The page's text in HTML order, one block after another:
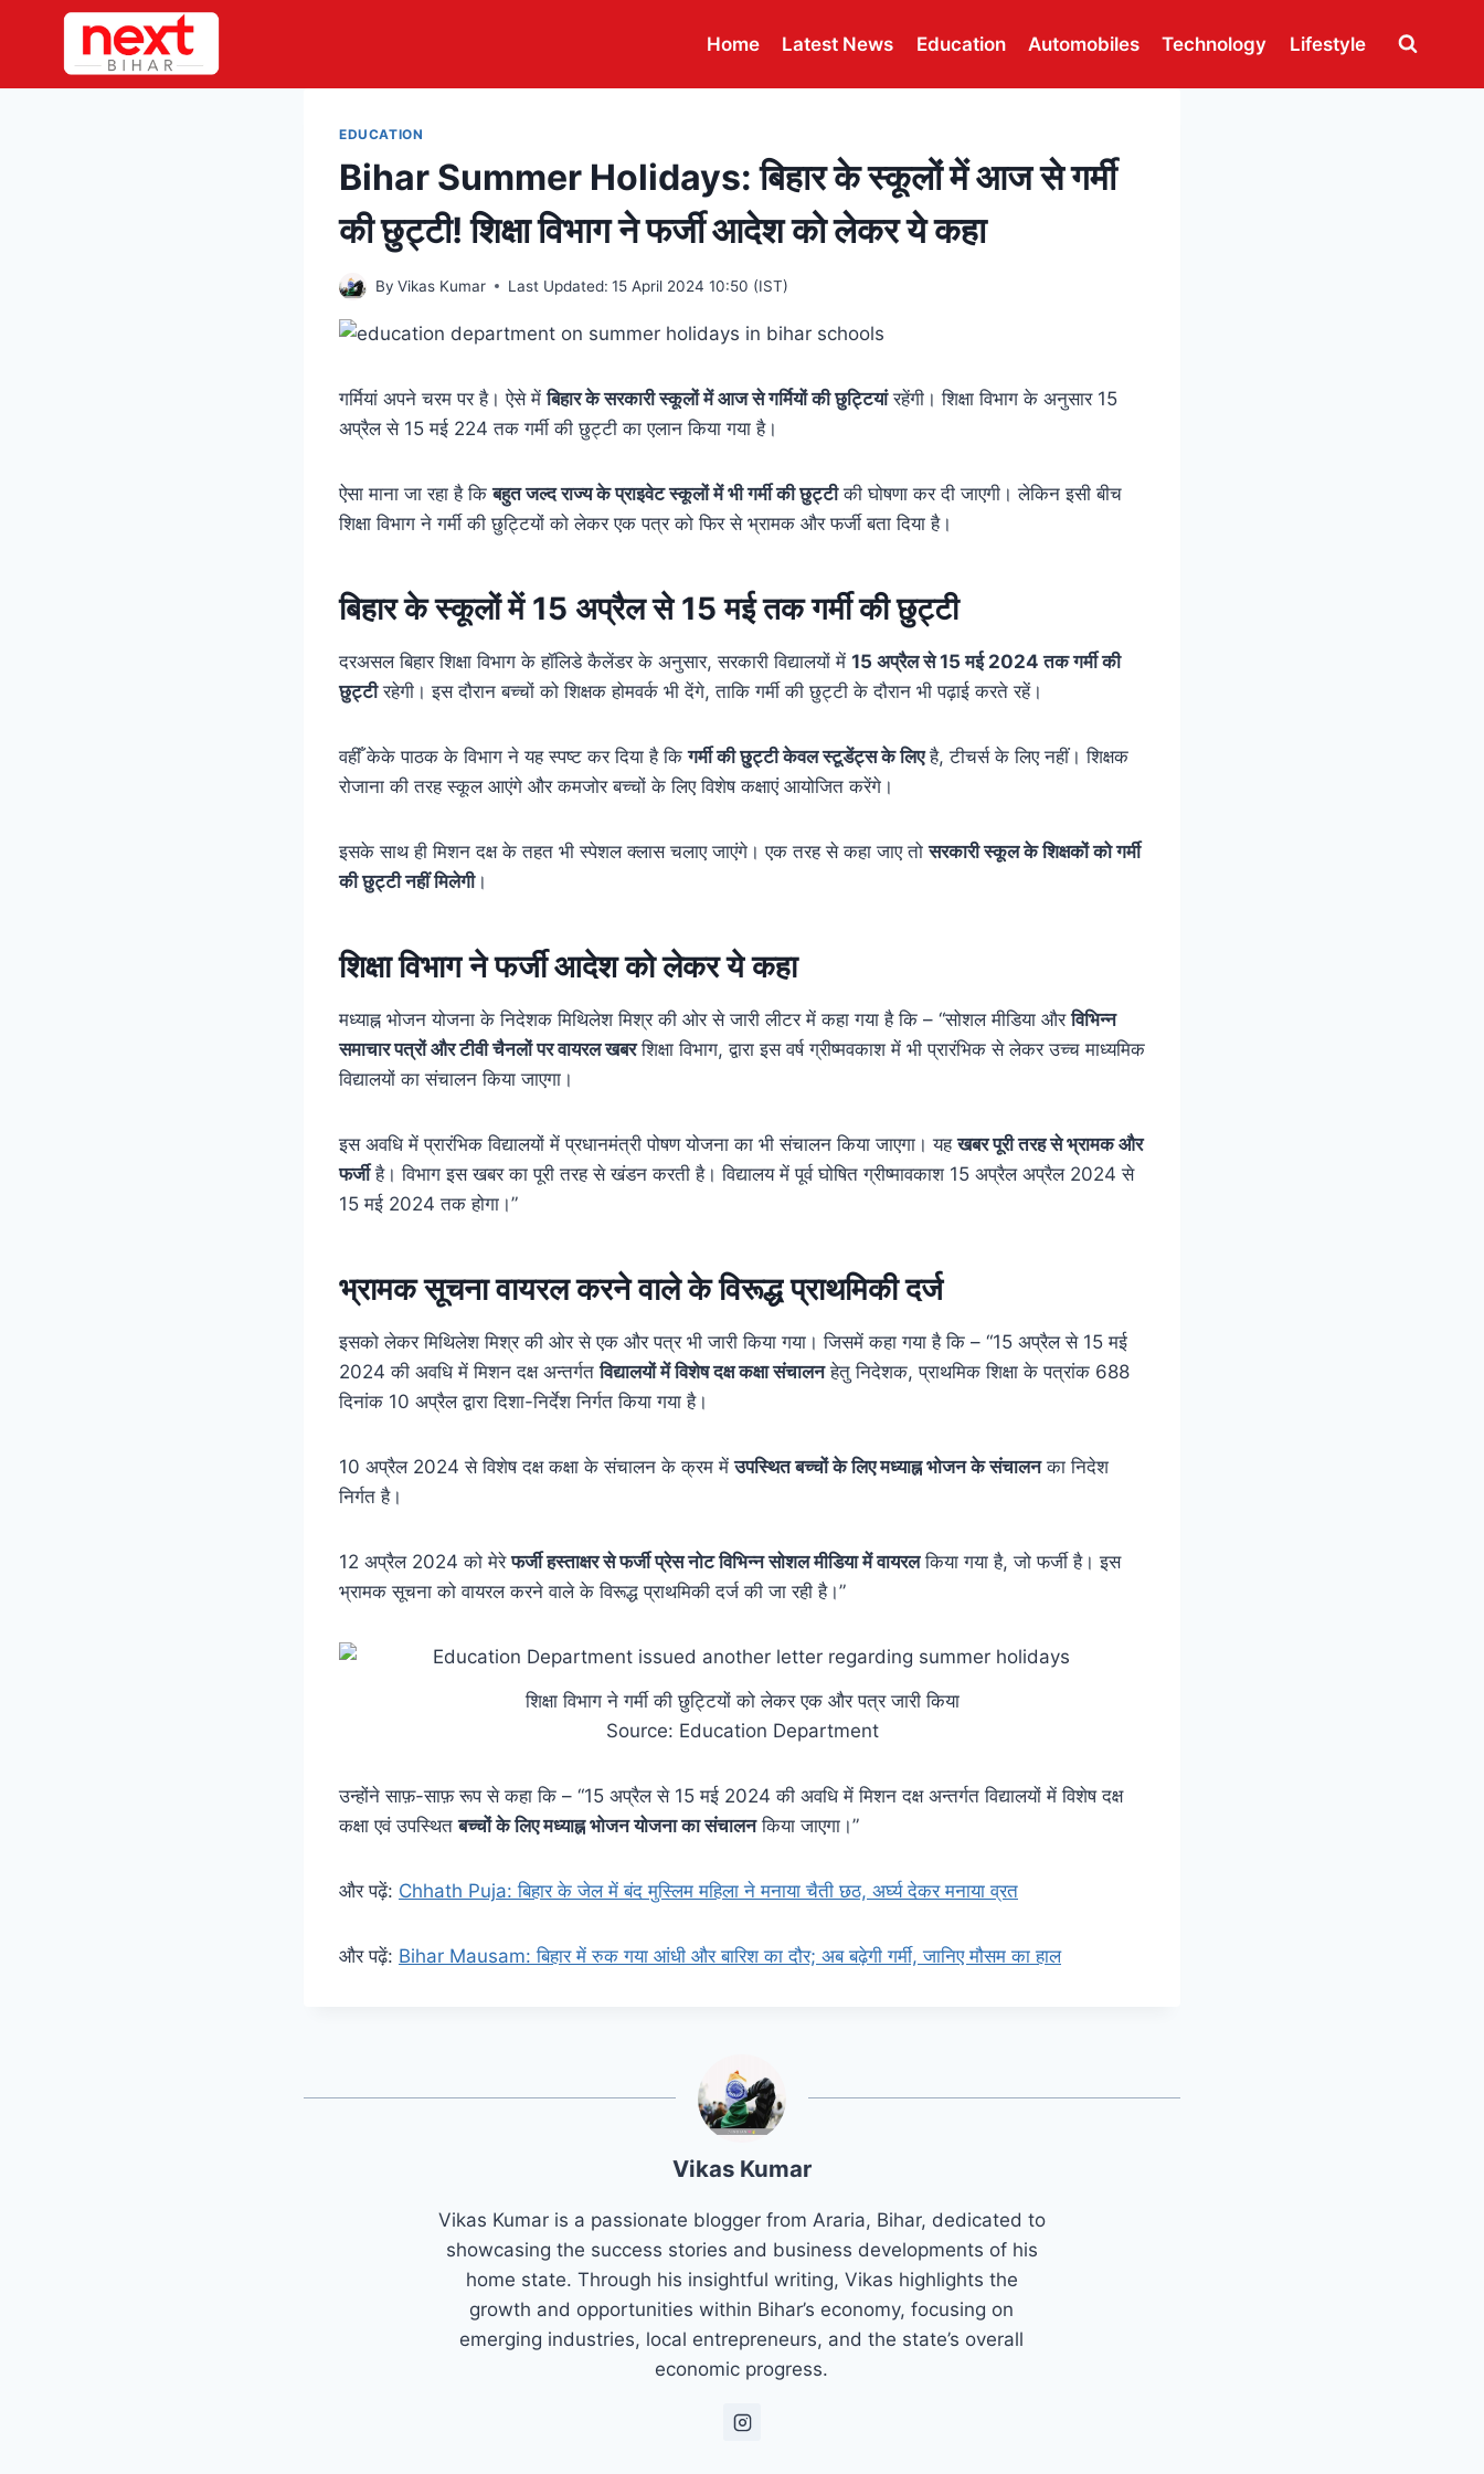
content
Home Latest News Education Automobiles Technology Lifestyle
EDUCATION
Bihar Summer Holidays: बिहार के स्कूलों में आज से गर्मी
की छुट्टी! शिक्षा विभाग ने फर्जी आदेश को लेकर ये कहा
By Vikas Kumar Last Updated: 15 April 2024 10:50 (IST)
गर्मियां अपने चरम पर है। ऐसे मेंबिहार के सरकारी स्कूलों में आज से गर्मियों की छुट्टियांरहेंगी। शिक्षा विभाग के अनुसार 15
अप्रैल से 15 मई 224 तक गर्मी की छुट्टी का एलान किया गया है।
ऐसा माना जा रहा है किबहुत जल्द राज्य के प्राइवेट स्कूलों में भी गर्मी की छुट्टीकी घोषणा कर दी जाएगी। लेकिन इसी बीच
शिक्षा विभाग ने गर्मी की छुट्टियों को लेकर एक पत्र को फिर से भ्रामक और फर्जी बता दिया है।
बिहार के स्कूलों में 15 अप्रैल से 15 मई तक गर्मी की छुट्टी
दरअसल बिहार शिक्षा विभाग के हॉलिडे कैलेंडर के अनुसार, सरकारी विद्यालयों में 15 अप्रैल से 15 मई 2024 तक गर्मी की
छुट्टीरहेगी। इस दौरान बच्चों को शिक्षक होमवर्क भी देंगे, ताकि गर्मी की छुट्टी के दौरान भी पढ़ाई करते रहें।
वहीँ केके पाठक के विभाग ने यह स्पष्ट कर दिया है किगर्मी की छु्ट्टी केवल स्टूडेंट्स के लिएहै, टीचर्स के लिए नहीं। शिक्षक
रोजाना की तरह स्कूल आएंगे और कमजोर बच्चों के लिए विशेष कक्षाएं आयोजित करेंगे।
इसके साथ ही मिशन दक्ष के तहत भी स्पेशल क्लास चलाए जाएंगे। एक तरह से कहा जाए तोसरकारी स्कूल के शिक्षकों को गर्मी
की छुट्टी नहीं मिलेगी।
शिक्षा विभाग ने फर्जी आदेश को लेकर ये कहा
मध्याह्न भोजन योजना के निदेशक मिथिलेश मिश्र की ओर से जारी लीटर में कहा गया है कि – “सोशल मीडिया औरविभिन्न
समाचार पत्रों और टीवी चैनलों पर वायरल खबरशिक्षा विभाग, द्वारा इस वर्ष ग्रीष्मवकाश में भी प्रारंभिक से लेकर उच्च माध्यमिक
विद्यालयों का संचालन किया जाएगा।
इस अवधि में प्रारंभिक विद्यालयों में प्रधानमंत्री पोषण योजना का भी संचालन किया जाएगा। यहखबर पूरी तरह से भ्रामक और
फर्जीहै। विभाग इस खबर का पूरी तरह से खंडन करती है। विद्यालय में पूर्व घोषित ग्रीष्मावकाश 15 अप्रैल अप्रैल 2024 से
15 मई 2024 तक होगा।”
भ्रामक सूचना वायरल करने वाले के विरूद्ध प्राथमिकी दर्ज
इसको लेकर मिथिलेश मिश्र की ओर से एक और पत्र भी जारी किया गया। जिसमें कहा गया है कि – “15 अप्रैल से 15 मई
2024 की अवधि में मिशन दक्ष अन्तर्गतविद्यालयों में विशेष दक्ष कक्षा संचालनहेतु निदेशक, प्राथमिक शिक्षा के पत्रांक 688
दिनांक 10 अप्रैल द्वारा दिशा-निर्देश निर्गत किया गया है।
10 अप्रैल 2024 से विशेष दक्ष कक्षा के संचालन के क्रम मेंउपस्थित बच्चों के लिए मध्याह्न भोजन के संचालनका निदेश
निर्गत है।
12 अप्रैल 2024 को मेरेफर्जी हस्ताक्षर से फर्जी प्रेस नोट विभिन्न सोशल मीडिया में वायरलकिया गया है, जो फर्जी है। इस
भ्रामक सूचना को वायरल करने वाले के विरूद्ध प्राथमिकी दर्ज की जा रही है।”
शिक्षा विभाग ने गर्मी की छुट्टियों को लेकर एक और पत्र जारी किया
Source: Education Department
उन्होंने साफ़-साफ़ रूप से कहा कि – “15 अप्रैल से 15 मई 2024 की अवधि में मिशन दक्ष अन्तर्गत विद्यालयों में विशेष दक्ष
कक्षा एवं उपस्थितबच्चों के लिए मध्याह्न भोजन योजना का संचालनकिया जाएगा।”
और पढ़ें: Chhath Puja: बिहार के जेल में बंद मुस्लिम महिला ने मनाया चैती छठ, अर्घ्य देकर मनाया व्रत
और पढ़ें: Bihar Mausam: बिहार में रुक गया आंधी और बारिश का दौर; अब बढ़ेगी गर्मी, जानिए मौसम का हाल
Vikas Kumar
Vikas Kumar is a passionate blogger from Araria, Bihar, dedicated to
showcasing the success stories and business developments of his
home state. Through his insightful writing, Vikas highlights the
growth and opportunities within Bihar’s economy, focusing on
emerging industries, local entrepreneurs, and the state’s overall
economic progress.